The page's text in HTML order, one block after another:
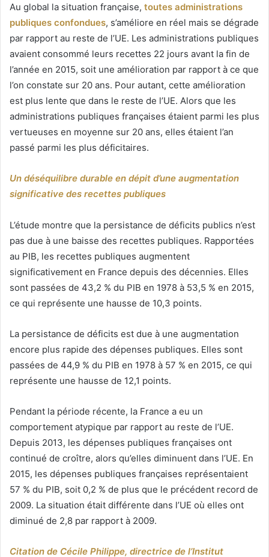
Au global la situation française, toutes administrations
publiques confondues, s’améliore en réel mais se dégrade
par rapport au reste de l’UE. Les administrations publiques
avaient consommé leurs recettes 22 jours avant la fin de
l’année en 2015, soit une amélioration par rapport à ce que
l’on constate sur 20 ans. Pour autant, cette amélioration
est plus lente que dans le reste de l’UE. Alors que les
administrations publiques françaises étaient parmi les plus
vertueuses en moyenne sur 20 ans, elles étaient l’an
passé parmi les plus déficitaires.
Un déséquilibre durable en dépit d’une augmentation
significative des recettes publiques
L’étude montre que la persistance de déficits publics n’est
pas due à une baisse des recettes publiques. Rapportées
au PIB, les recettes publiques augmentent
significativement en France depuis des décennies. Elles
sont passées de 43,2 % du PIB en 1978 à 53,5 % en 2015,
ce qui représente une hausse de 10,3 points.
La persistance de déficits est due à une augmentation
encore plus rapide des dépenses publiques. Elles sont
passées de 44,9 % du PIB en 1978 à 57 % en 2015, ce qui
représente une hausse de 12,1 points.
Pendant la période récente, la France a eu un
comportement atypique par rapport au reste de l’UE.
Depuis 2013, les dépenses publiques françaises ont
continué de croître, alors qu’elles diminuent dans l’UE. En
2015, les dépenses publiques françaises représentaient
57 % du PIB, soit 0,2 % de plus que le précédent record de
2009. La situation était différente dans l’UE où elles ont
diminué de 2,8 par rapport à 2009.
Citation de Cécile Philippe, directrice de l’Institut